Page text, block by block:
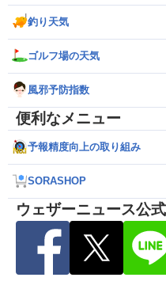
釣り天気
ゴルフ場の天気
風邪予防指数
便利なメニュー
予報精度向上の取り組み
SORASHOP
ウェザーニュース公